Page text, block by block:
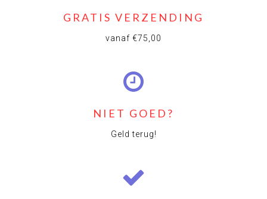
GRATIS VERZENDING
vanaf €75,00
NIET GOED?
Geld terug!